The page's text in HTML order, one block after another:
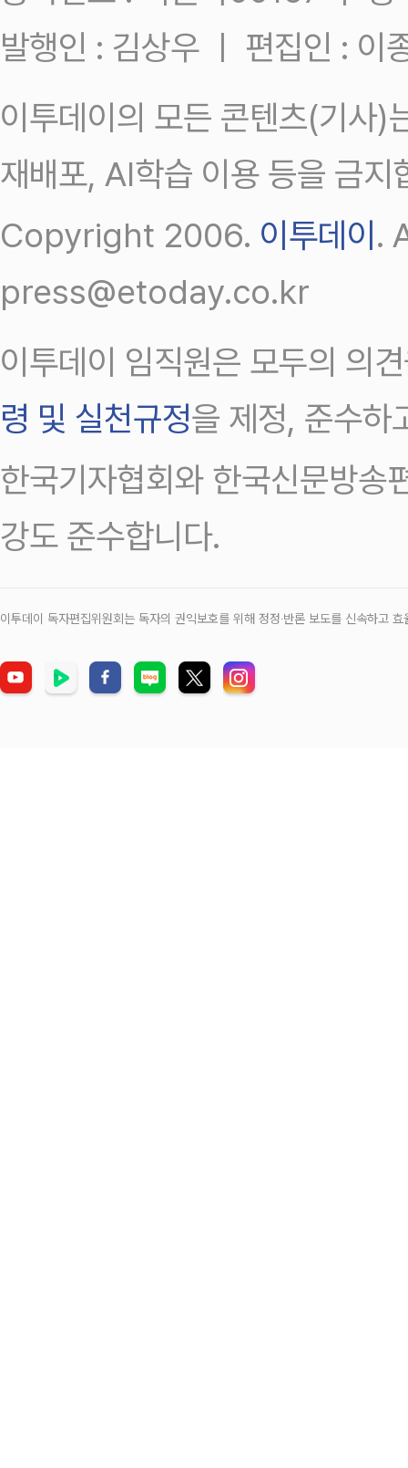
발행인 : 김상우 ㅣ 편집인 : 이
이투데이의 모든 콘텐츠(기사)
재배포, AI학습 이용 등을 금지
Copyright 2006. 이투데이 .
press@etoday.co.kr
이투데이 임직원은 모두의 의
령 및 실천규정을 제정, 준수하
한국기자협회와 한국신문방송
강도 준수합니다.
이투데이 독자편집위원회는 독자의 권익보호를 위해 정정‧반론 보도를 신속하고